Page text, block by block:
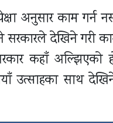
अनुसार काम गर्न
देखिने गरी
कहाँ अल्झिएको
उत्साहका साथ